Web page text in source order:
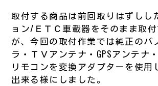
取付する商品は前回取りはずしし
ョン/ＥＴＣ車載器をそのまま取
が、今回の取付作業では純正のパ
ラ・ＴＶアンテナ・GPSアンテナ
リモコンを変換アダプターを使用
出来る様にしました。